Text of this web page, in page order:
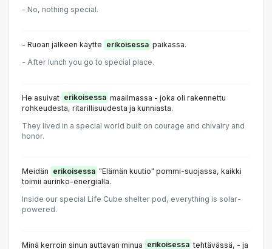
- No, nothing special.
- Ruoan jälkeen käytte erikoisessa paikassa.
- After lunch you go to special place.
He asuivat erikoisessa maailmassa - joka oli rakennettu
rohkeudesta, ritarillisuudesta ja kunniasta.
They lived in a special world built on courage and chivalry and
honor.
Meidän erikoisessa "Elämän kuutio" pommi-suojassa, kaikki
toimii aurinko-energialla.
Inside our special Life Cube shelter pod, everything is solar-
powered.
Minä kerroin sinun auttavan minua erikoisessa tehtävässä, - ja